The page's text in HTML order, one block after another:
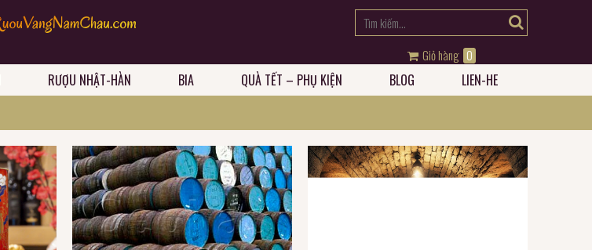
đãi ngập tràn- Quà tặng sang chảnh Chào mừng quý khách đến với website Rượu Vang Năm Châu Chúc quý khách có những
Giỏ hàng 0
RƯỢU NHẬT-HÀN BIA QUÀ TẾT – PHỤ KIỆN BLOG LIEN-HE